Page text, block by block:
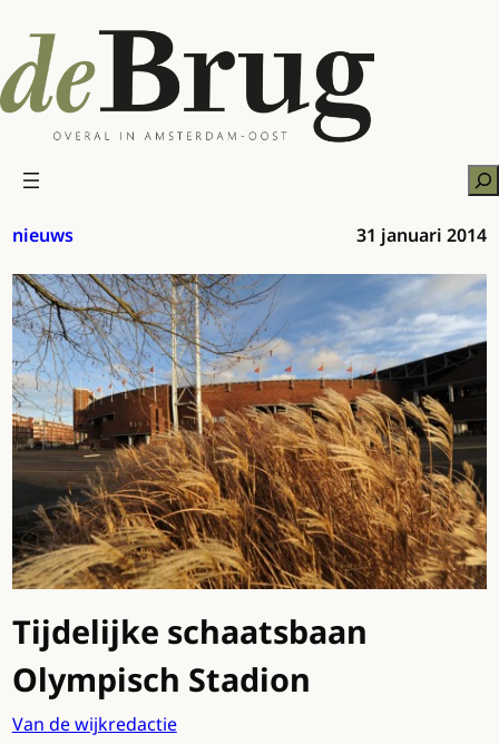
naar
de
inhoud
nieuws 31 januari 2014
Tijdelijke schaatsbaan
Olympisch Stadion
Van de wijkredactie